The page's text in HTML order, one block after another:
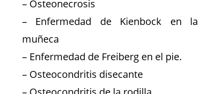
– Osteonecrosis
– Enfermedad de Kienbock en la
muñeca
– Enfermedad de Freiberg en el pie.
– Osteocondritis disecante